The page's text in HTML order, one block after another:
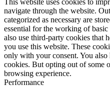
navigate through the website.
categorized as necessary are
essential for the working of
also use third-party cookies that
you use this website. These
only with your consent. You
cookies. But opting out of some
browsing experience.
Performance